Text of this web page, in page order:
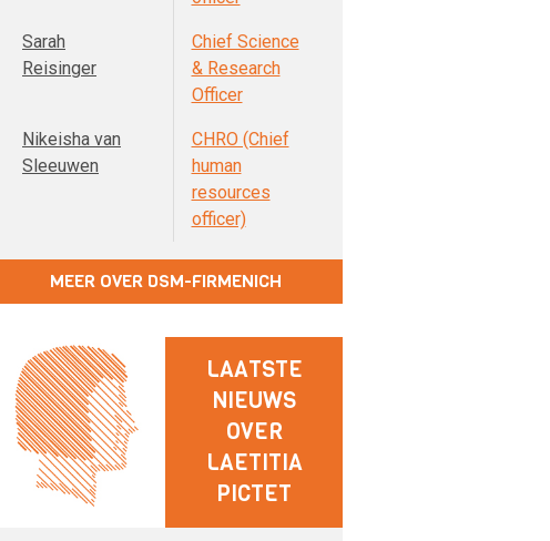
Sarah
Reisinger
Chief Science
& Research
Officer
Nikeisha van
Sleeuwen
CHRO (Chief
human
resources
officer)
MEER OVER DSM-FIRMENICH
LAATSTE
NIEUWS
OVER
LAETITIA
PICTET